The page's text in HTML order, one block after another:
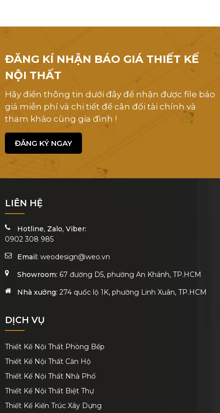
ĐĂNG KÍ NHẬN BÁO GIÁ THIẾT KẾ
NỘI THẤT
Hãy điền thông tin dưới đây để nhận được file báo
giá miễn phí và chi tiết để cân đối tài chính và
tham khảo cùng gia đình !
ĐĂNG KÝ NGAY
LIÊN HỆ
Hotline, Zalo, Viber:
0902 308 985
Email: weodesign@weo.vn
Showroom: 67 đường D5, phường An Khánh, TP.HCM
Nhà xưởng: 274 quốc lộ 1K, phường Linh Xuân, TP.HCM
DỊCH VỤ
Thiết Kế Nội Thất Phòng Bếp
Thiết Kế Nội Thất Căn Hộ
Thiết Kế Nội Thất Nhà Phố
Thiết Kế Nội Thất Biệt Thự
Thiết Kế Kiến Trúc Xây Dựng